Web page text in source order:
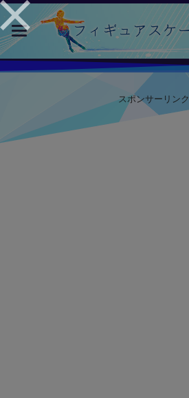
toggle
navigation
スポンサーリンク